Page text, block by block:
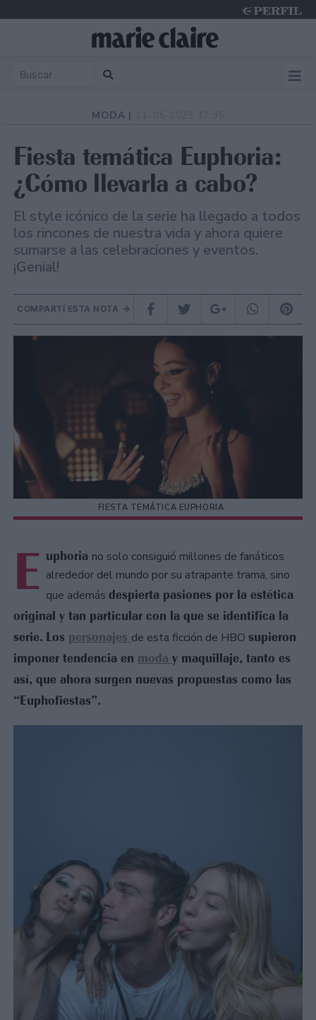
MODA |
Fiesta temática Euphoria:
¿Cómo llevarla a cabo?
El style icónico de la serie ha llegado a todos
los rincones de nuestra vida y ahora quiere
sumarse a las celebraciones y eventos.
¡Genial!
COMPARTÍ ESTA NOTA
FIESTA TEMÁTICA EUPHORIA
E uphoria no solo consiguió millones de fanáticos
alrededor del mundo por su atrapante trama, sino
que además despierta pasiones por la estética
original y tan particular con la que se identifica la
serie. Los personajes de esta ficción de HBO supieron
imponer tendencia en moda y maquillaje, tanto es
así, que ahora surgen nuevas propuestas como las
“Euphofiestas”.